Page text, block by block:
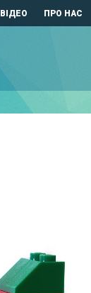
ВІДЕО ПРО НАС